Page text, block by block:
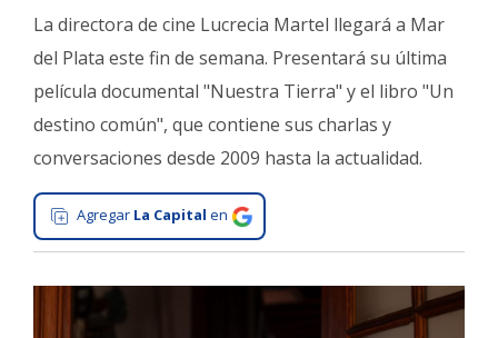
Tecnología
Gastronomía
Salud
General
La
La directora de cine Lucrecia Martel llegará a Mar
del Plata este fin de semana. Presentará su última
película documental "Nuestra Tierra" y el libro "Un
destino común", que contiene sus charlas y
conversaciones desde 2009 hasta la actualidad.
Agregar La Capital en